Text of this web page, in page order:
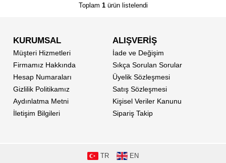
Toplam 1ürün listelendi
KURUMSAL
Müşteri Hizmetleri
Firmamız Hakkında
Hesap Numaraları
Gizlilik Politikamız
Aydınlatma Metni
İletişim Bilgileri
ALIŞVERİŞ
İade ve Değişim
Sıkça Sorulan Sorular
Üyelik Sözleşmesi
Satış Sözleşmesi
Kişisel Veriler Kanunu
Sipariş Takip
TR EN